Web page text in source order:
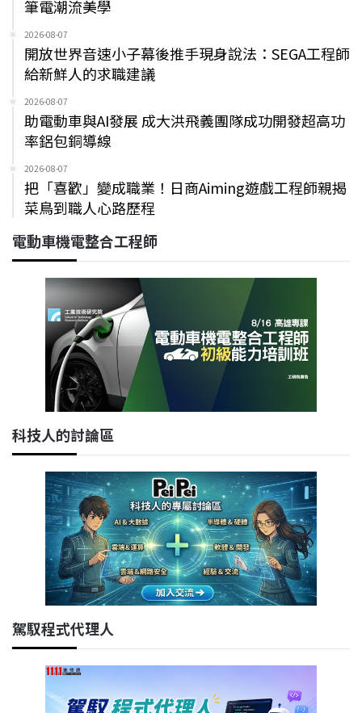
筆電潮流美學
2026-08-07
開放世界音速小子幕後推手現身說法：SEGA工程師
給新鮮人的求職建議
2026-08-07
助電動車與AI發展 成大洪飛義團隊成功開發超高功
率鋁包銅導線
2026-08-07
把「喜歡」變成職業！日商Aiming遊戲工程師親揭
菜鳥到職人心路歷程
電動車機電整合工程師
科技人的討論區
駕馭程式代理人